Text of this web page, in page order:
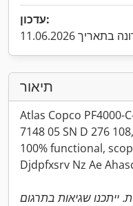
עדכון:
11.06.2026
תיאור
Atlas Copco PF4000-
7148 05 SN D 276
100% functional,
Djdpfxsrv Nz Ae